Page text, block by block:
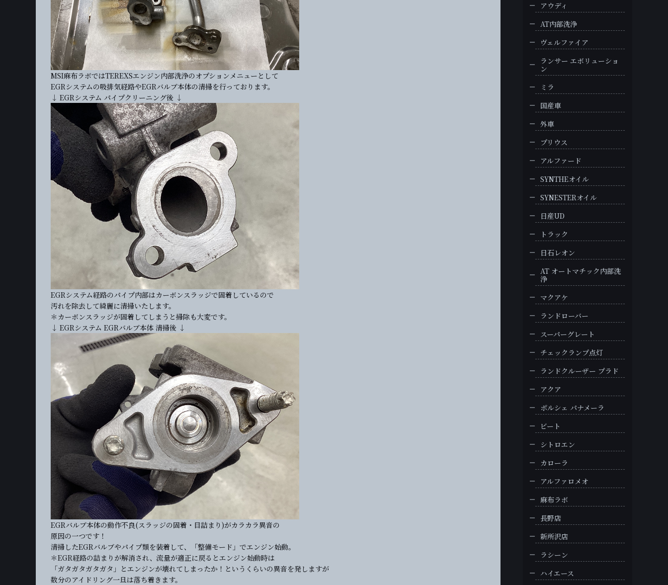
MSI麻布ラボではTEREXSエンジン内部洗浄のオプションメニューとして
EGRシステムの吸排気経路やEGRバルブ本体の清掃を行っております。
↓ EGRシステム パイプクリーニング後 ↓
EGRシステム経路のパイプ内部はカーボンスラッジで固着しているので
汚れを除去して綺麗に清掃いたします。
＊カーボンスラッジが固着してしまうと掃除も大変です。
↓ EGRシステム EGRバルブ本体 清掃後 ↓
EGRバルブ本体の動作不良(スラッジの固着・目詰まり)がカラカラ異音の
原因の一つです！
清掃したEGRバルブやパイプ類を装着して、「整備モード」でエンジン始動。
＊EGR経路の詰まりが解消され、流量が適正に戻るとエンジン始動時は
「ガタガタガタガタ」とエンジンが壊れてしまったか！というくらいの異音を発しますが
数分のアイドリング一旦は落ち着きます。
アウディ
AT内部洗浄
ヴェルファイア
ランサー エボリューショ
ン
ミラ
国産車
外車
プリウス
アルファード
SYNTHEオイル
SYNESTERオイル
日産UD
トラック
日石レオン
AT オートマチック内部洗
浄
マクアケ
ランドローバー
スーパーグレート
チェックランプ点灯
ランドクルーザー プラド
アクア
ポルシェ パナメーラ
ビート
シトロエン
カローラ
アルファロメオ
麻布ラボ
長野店
新所沢店
ラシーン
ハイエース